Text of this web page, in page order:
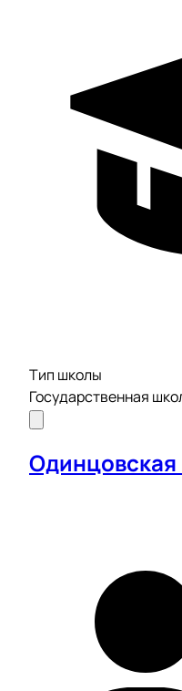
Тип школы
Государственная